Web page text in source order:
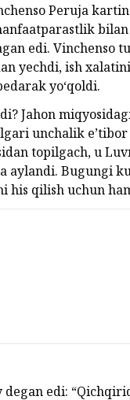
Peruja
edi. Vinchenso
yechdi, ish
yo‘qoldi.
Jahon
unchalik
topilgach, u
aylandi. Bugungi
his qilish uchun
edi: